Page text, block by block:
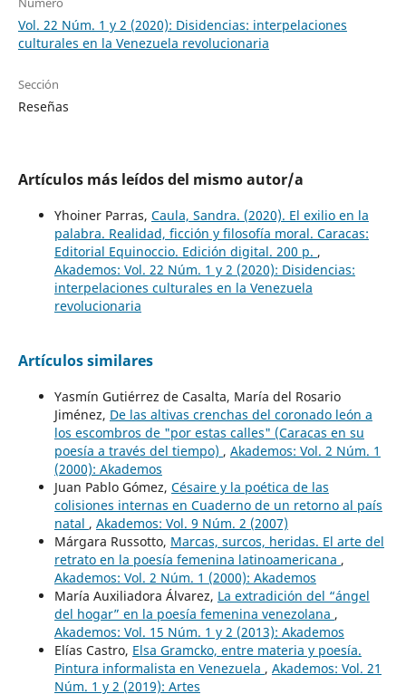
Vol. 22 Núm. 1 y 2 (2020): Disidencias: interpelaciones
culturales en la Venezuela revolucionaria
Sección
Reseñas
Artículos más leídos del mismo autor/a
Yhoiner Parras, Caula, Sandra. (2020). El exilio en la
palabra. Realidad, ficción y filosofía moral. Caracas:
Editorial Equinoccio. Edición digital. 200 p. ,
Akademos: Vol. 22 Núm. 1 y 2 (2020): Disidencias:
interpelaciones culturales en la Venezuela
revolucionaria
Artículos similares
Yasmín Gutiérrez de Casalta, María del Rosario
Jiménez, De las altivas crenchas del coronado león a
los escombros de "por estas calles" (Caracas en su
poesía a través del tiempo) , Akademos: Vol. 2 Núm. 1
(2000): Akademos
Juan Pablo Gómez, Césaire y la poética de las
colisiones internas en Cuaderno de un retorno al país
natal , Akademos: Vol. 9 Núm. 2 (2007)
Márgara Russotto, Marcas, surcos, heridas. El arte del
retrato en la poesía femenina latinoamericana ,
Akademos: Vol. 2 Núm. 1 (2000): Akademos
María Auxiliadora Álvarez, La extradición del “ángel
del hogar” en la poesía femenina venezolana ,
Akademos: Vol. 15 Núm. 1 y 2 (2013): Akademos
Elías Castro, Elsa Gramcko, entre materia y poesía.
Pintura informalista en Venezuela , Akademos: Vol. 21
Núm. 1 y 2 (2019): Artes